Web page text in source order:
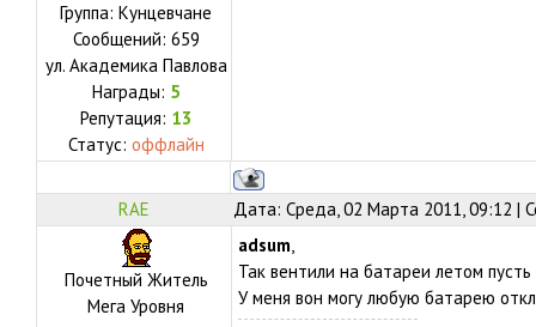
Группа: Кунцевчане
Сообщений: 659
ул. Академика Павлова
Награды: 5
Репутация: 13
Статус: оффлайн
RAE Дата: Среда, 02 Марта 2011, 09:12 |
Почетный Житель
Мега Уровня
adsum,
Так вентили на батареи летом пусть
У меня вон могу любую батарею